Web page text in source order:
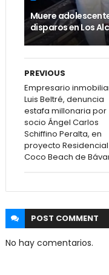
Muere
disparos en Los
PREVIOUS
Empresario
Luis Beltré, denuncia
estafa millonaria por
socio Ángel Carlos
Schiffino Peralta, en
proyecto Residencial
Coco Beach de
POST COMMENT
No hay comentarios.